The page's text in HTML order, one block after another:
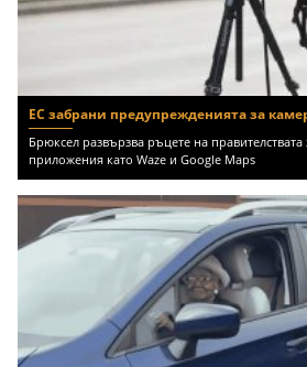
ЕС забрани предупрежденията за
Брюксел развързва ръцете на
приложения като Waze и Google Maps